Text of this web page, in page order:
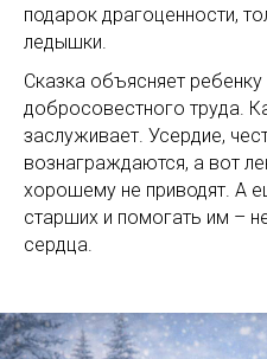
подарок драгоценности,
ледышки.
Сказка объясняет ребенку
добросовестного труда.
заслуживает. Усердие,
вознаграждаются, а вот
хорошему не приводят. А
старших и помогать им –
сердца.